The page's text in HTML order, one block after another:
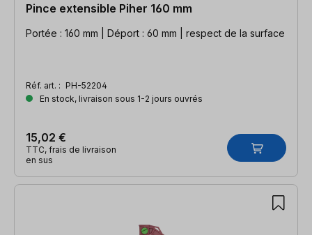
Pince extensible Piher 160 mm
Portée : 160 mm | Déport : 60 mm | respect de la surface
Réf. art. : PH-52204
En stock, livraison sous 1-2 jours ouvrés
15,02 €
TTC, frais de livraison
en sus